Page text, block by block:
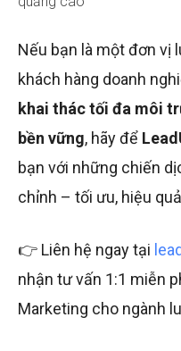
Nếu bạn là một đơn vị
khách hàng doanh
khai thác tối đa môi
bền vững, hãy để
bạn với những chiến
chỉnh – tối ưu, hiệu
👉 Liên hệ ngay tại
nhận tư vấn 1:1 miễn
Marketing cho ngành